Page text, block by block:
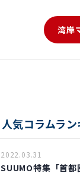
湾岸
人気コラムラ
2022.03.31
SUUMO特集「首